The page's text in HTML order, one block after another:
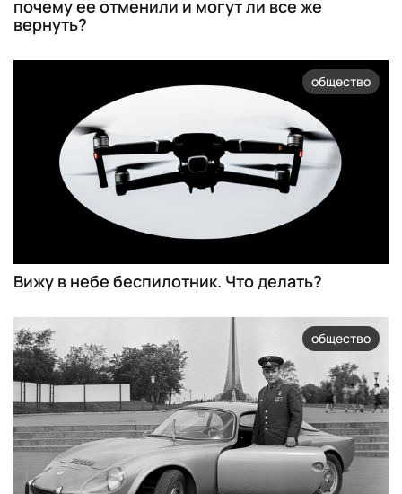
почему ее отменили и могут ли все же
вернуть?
общество
Вижу в небе беспилотник. Что делать?
общество